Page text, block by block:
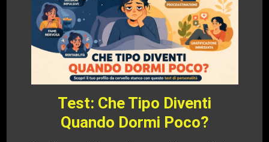
Test: Che Tipo Diventi
Quando Dormi Poco?